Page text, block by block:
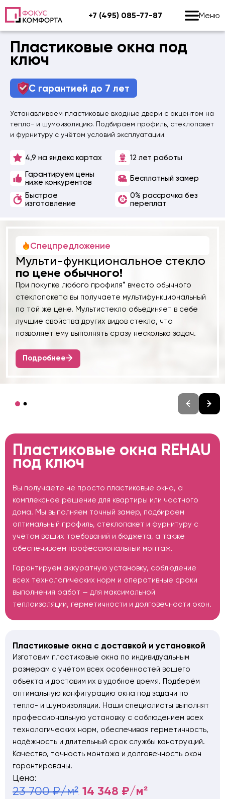
содержанию
+7 (495) 085-77-87 Меню
Пластиковые окна под
ключ
С гарантией до 7 лет
Устанавливаем пластиковые входные двери с акцентом на
тепло- и шумоизоляцию. Подбираем профиль, стеклопакет
и фурнитуру с учётом условий эксплуатации.
4,9 на яндекс картах
12 лет работы
Гарантируем цены
ниже конкурентов
Бесплатный замер
Быстрое
изготовление
0% рассрочка без
переплат
Спецпредложение
Мульти-функциональное стекло
по цене обычного!
При покупке любого профиля* вместо обычного
стеклопакета вы получаете мультифункциональный
по той же цене. Мультистекло объединяет в себе
лучшие свойства других видов стекла, что
позволяет ему выполнять сразу несколько задач.
Подробнее
Пластиковые окна REHAU
под ключ
Вы получаете не просто пластиковые окна, а
комплексное решение для квартиры или частного
дома. Мы выполняем точный замер, подбираем
оптимальный профиль, стеклопакет и фурнитуру с
учётом ваших требований и бюджета, а также
обеспечиваем профессиональный монтаж.
Гарантируем аккуратную установку, соблюдение
всех технологических норм и оперативные сроки
выполнения работ — для максимальной
теплоизоляции, герметичности и долговечности окон.
Пластиковые окна с доставкой и установкой
Изготовим пластиковые окна по индивидуальным
размерам с учётом всех особенностей вашего
объекта и доставим их в удобное время. Подберём
оптимальную конфигурацию окна под задачи по
тепло- и шумоизоляции. Наши специалисты выполнят
профессиональную установку с соблюдением всех
технологических норм, обеспечивая герметичность,
надёжность и длительный срок службы конструкций.
Качество, точность монтажа и долговечность окон
гарантированы.
Цена:
23 700 ₽/м² 14 348 ₽/м²